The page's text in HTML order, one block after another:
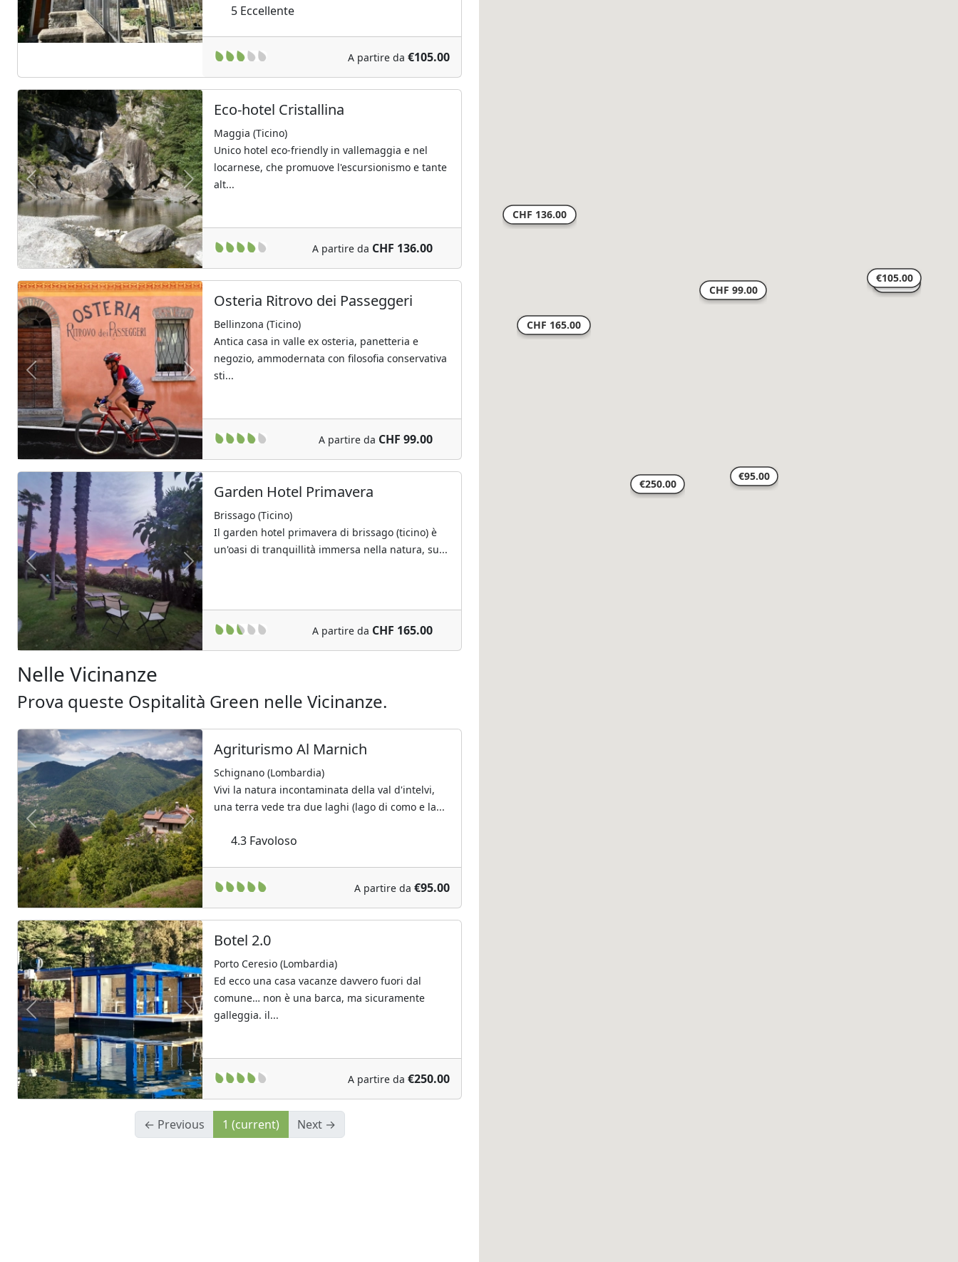
5 Eccellente
A partire da €105.00
Previous Next
Eco-hotel Cristallina
Maggia (Ticino)
Unico hotel eco-friendly in vallemaggia e nel
locarnese, che promuove l'escursionismo e tante
alt...
A partire da CHF 136.00
Previous Next
Osteria Ritrovo dei Passeggeri
Bellinzona (Ticino)
Antica casa in valle ex osteria, panetteria e
negozio, ammodernata con filosofia conservativa
sti...
A partire da CHF 99.00
Previous Next
Garden Hotel Primavera
Brissago (Ticino)
Il garden hotel primavera di brissago (ticino) è
un'oasi di tranquillità immersa nella natura, su...
A partire da CHF 165.00
Nelle Vicinanze
Prova queste Ospitalità Green nelle Vicinanze.
Previous Next
Agriturismo Al Marnich
Schignano (Lombardia)
Vivi la natura incontaminata della val d'intelvi,
una terra vede tra due laghi (lago di como e la...
4.3 Favoloso
A partire da €95.00
Previous Next
Botel 2.0
Porto Ceresio (Lombardia)
Ed ecco una casa vacanze davvero fuori dal
comune… non è una barca, ma sicuramente
galleggia. il...
A partire da €250.00
← Previous 1 (current) Next →